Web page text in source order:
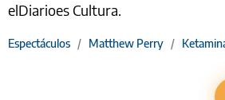
elDiarioes Cultura.
Espectáculos / Matthew Perry /